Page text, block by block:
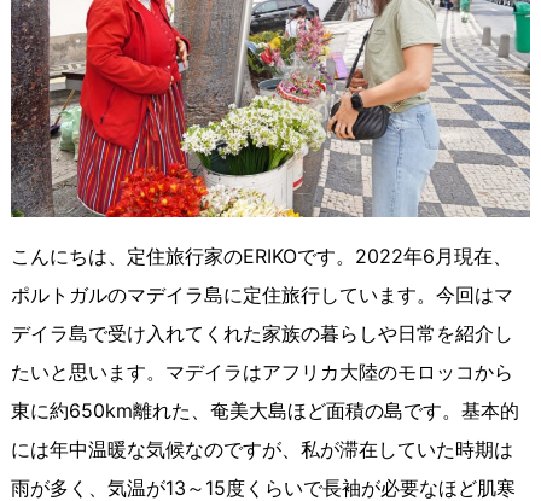
こんにちは、定住旅行家のERIKOです。2022年6月現在、
ポルトガルのマデイラ島に定住旅行しています。今回はマ
デイラ島で受け入れてくれた家族の暮らしや日常を紹介し
たいと思います。マデイラはアフリカ大陸のモロッコから
東に約650km離れた、奄美大島ほど面積の島です。基本的
には年中温暖な気候なのですが、私が滞在していた時期は
雨が多く、気温が13～15度くらいで長袖が必要なほど肌寒